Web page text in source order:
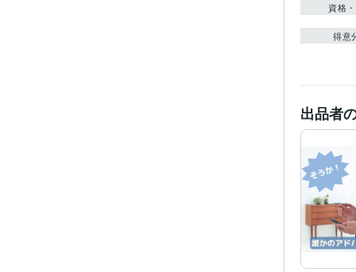
資格
得意
出品者